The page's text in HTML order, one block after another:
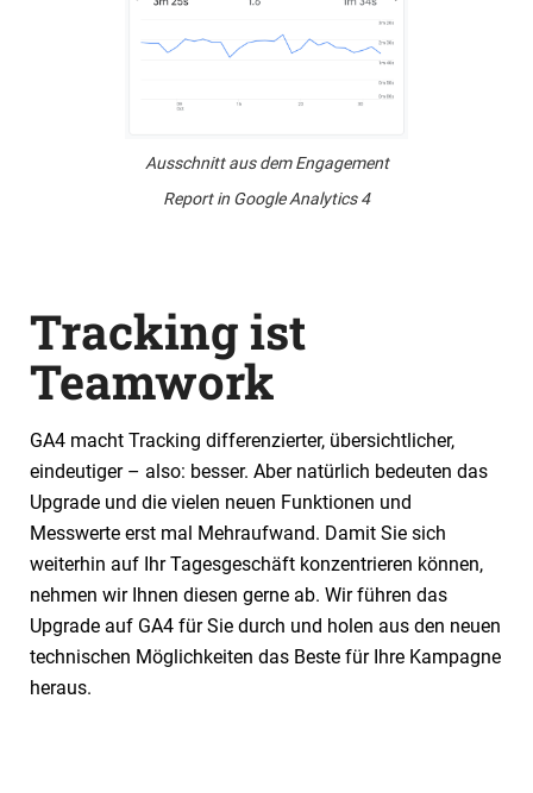
Ausschnitt aus dem Engagement
Report in Google Analytics 4
Tracking ist
Teamwork
GA4 macht Tracking differenzierter, übersichtlicher,
eindeutiger – also: besser. Aber natürlich bedeuten das
Upgrade und die vielen neuen Funktionen und
Messwerte erst mal Mehraufwand. Damit Sie sich
weiterhin auf Ihr Tagesgeschäft konzentrieren können,
nehmen wir Ihnen diesen gerne ab. Wir führen das
Upgrade auf GA4 für Sie durch und holen aus den neuen
technischen Möglichkeiten das Beste für Ihre Kampagne
heraus.